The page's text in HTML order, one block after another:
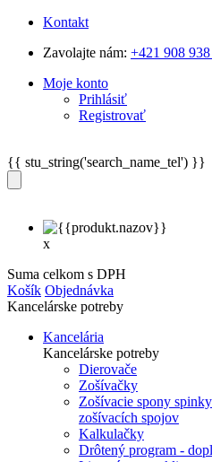
Kontakt
Zavolajte nám: +421 908
Moje konto
Prihlásiť
Registrovať
{{ stu_string('search_name_tel') }}
x
Suma celkom s DPH
Košík Objednávka
Kancelárske potreby
Kancelária
Kancelárske potreby
Dierovače
Zošívačky
Zošívacie spony
zošívacích spojov
Kalkulačky
Drôtený program -